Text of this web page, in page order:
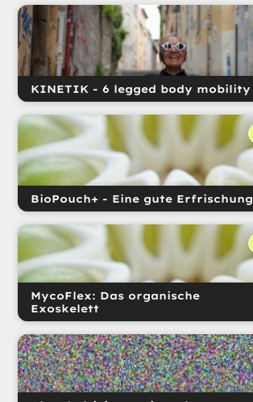
KINETIK - 6 legged body mobility
BioPouch+ - Eine gute Erfrischung
MycoFlex: Das organische
Exoskelett